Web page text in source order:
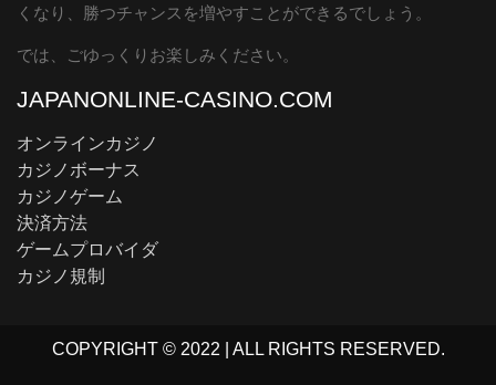
くなり、勝つチャンスを増やすことができるでしょう。
では、ごゆっくりお楽しみください。
JAPANONLINE-CASINO.COM
オンラインカジノ
カジノボーナス
カジノゲーム
決済方法
ゲームプロバイダ
カジノ規制
COPYRIGHT © 2022 | ALL RIGHTS RESERVED.